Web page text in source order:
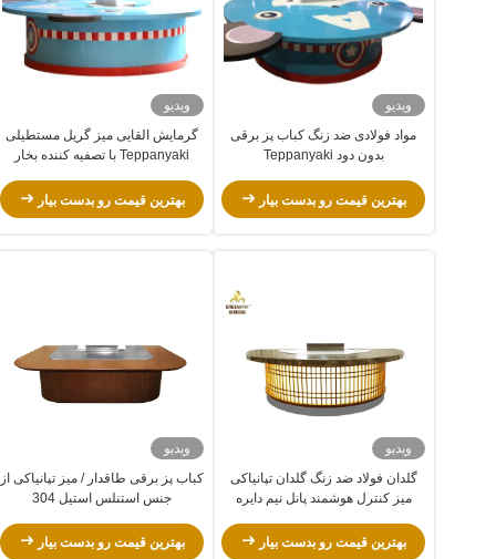
ویدیو
مواد فولادی ضد زنگ کباب پز برقی
بدون دود Teppanyaki
بهترین قیمت رو بدست بیار
ویدیو
گرمایش القایی میز گریل مستطیلی
Teppanyaki با تصفیه کننده بخار
بهترین قیمت رو بدست بیار
ویدیو
گلدان فولاد ضد زنگ گلدان تپانیاکی
میز کنترل هوشمند پانل نیم دایره
بهترین قیمت رو بدست بیار
ویدیو
کباب پز برقی طاقدار / میز تپانیاکی از
جنس استنلس استیل 304
بهترین قیمت رو بدست بیار